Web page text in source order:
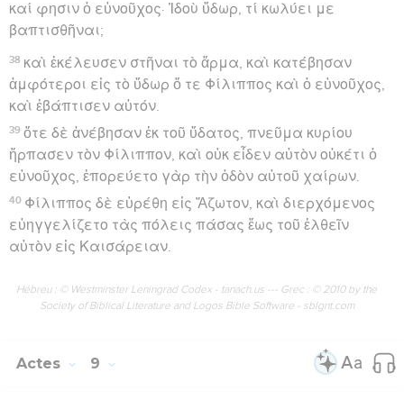
καί φησιν ὁ εὐνοῦχος· Ἰδοὺ ὕδωρ, τί κωλύει με
βαπτισθῆναι;
38 καὶ ἐκέλευσεν στῆναι τὸ ἅρμα, καὶ κατέβησαν
ἀμφότεροι εἰς τὸ ὕδωρ ὅ τε Φίλιππος καὶ ὁ εὐνοῦχος,
καὶ ἐβάπτισεν αὐτόν.
39 ὅτε δὲ ἀνέβησαν ἐκ τοῦ ὕδατος, πνεῦμα κυρίου
ἥρπασεν τὸν Φίλιππον, καὶ οὐκ εἶδεν αὐτὸν οὐκέτι ὁ
εὐνοῦχος, ἐπορεύετο γὰρ τὴν ὁδὸν αὐτοῦ χαίρων.
40 Φίλιππος δὲ εὑρέθη εἰς Ἄζωτον, καὶ διερχόμενος
εὐηγγελίζετο τὰς πόλεις πάσας ἕως τοῦ ἐλθεῖν
αὐτὸν εἰς Καισάρειαν.
Hébreu : © Westminster Leningrad Codex - tanach.us --- Grec : © 2010 by the
Society of Biblical Literature and Logos Bible Software - sblgnt.com
Actes 9